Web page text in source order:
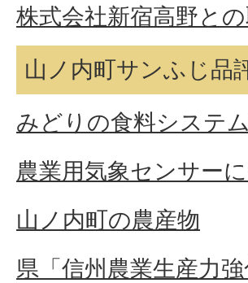
株式会社新宿高野と
山ノ内町サンふじ品
みどりの食料システ
農業用気象センサー
山ノ内町の農産物
県「信州農業生産力